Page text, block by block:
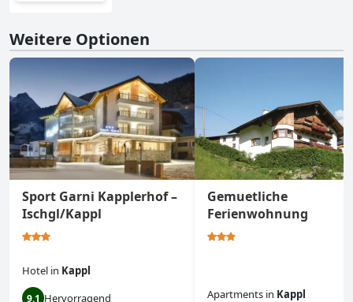
Weitere Optionen
Sport Garni Kapplerhof –
Ischgl/Kappl
Hotel in Kappl
9.1 Hervorragend
Gemuetliche
Ferienwohnung
Apartments in Kappl